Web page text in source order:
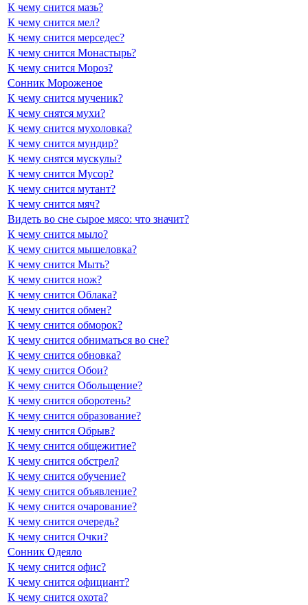
К чему снится мазь?
К чему снится мел?
К чему снится мерседес?
К чему снится Монастырь?
К чему снится Мороз?
Сонник Мороженое
К чему снится мученик?
К чему снятся мухи?
К чему снится мухоловка?
К чему снится мундир?
К чему снятся мускулы?
К чему снится Мусор?
К чему снится мутант?
К чему снится мяч?
Видеть во сне сырое мясо: что значит?
К чему снится мыло?
К чему снится мышеловка?
К чему снится Мыть?
К чему снится нож?
К чему снится Облака?
К чему снится обмен?
К чему снится обморок?
К чему снится обниматься во сне?
К чему снится обновка?
К чему снится Обои?
К чему снится Обольщение?
К чему снится оборотень?
К чему снится образование?
К чему снится Обрыв?
К чему снится общежитие?
К чему снится обстрел?
К чему снится обучение?
К чему снится объявление?
К чему снится очарование?
К чему снится очередь?
К чему снится Очки?
Сонник Одеяло
К чему снится офис?
К чему снится официант?
К чему снится охота?